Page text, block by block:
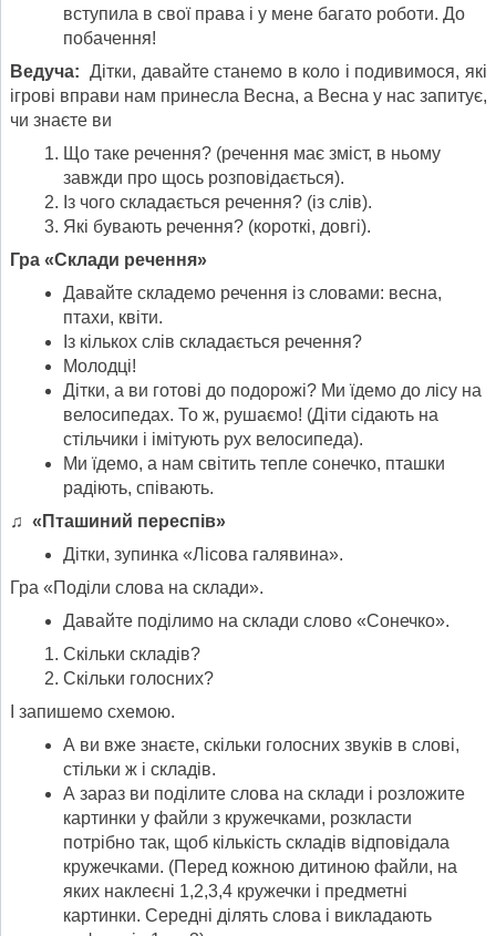
вступила в свої права і у мене багато роботи. До
побачення!
Ведуча: Дітки, давайте станемо в коло і подивимося, які
ігрові вправи нам принесла Весна, а Весна у нас запитує,
чи знаєте ви
Що таке речення? (речення має зміст, в ньому
завжди про щось розповідається).
Із чого складається речення? (із слів).
Які бувають речення? (короткі, довгі).
Гра «Склади речення»
Давайте складемо речення із словами: весна,
птахи, квіти.
Із кількох слів складається речення?
Молодці!
Дітки, а ви готові до подорожі? Ми їдемо до лісу на
велосипедах. То ж, рушаємо! (Діти сідають на
стільчики і імітують рух велосипеда).
Ми їдемо, а нам світить тепле сонечко, пташки
радіють, співають.
♫ «Пташиний переспів»
Дітки, зупинка «Лісова галявина».
Гра «Поділи слова на склади».
Давайте поділимо на склади слово «Сонечко».
Скільки складів?
Скільки голосних?
І запишемо схемою.
А ви вже знаєте, скільки голосних звуків в слові,
стільки ж і складів.
А зараз ви поділите слова на склади і розложите
картинки у файли з кружечками, розкласти
потрібно так, щоб кількість складів відповідала
кружечками. (Перед кожною дитиною файли, на
яких наклеєні 1,2,3,4 кружечки і предметні
картинки. Середні ділять слова і викладають